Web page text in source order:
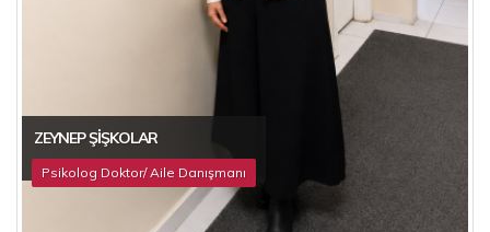
ZEYNEP ŞIŞKOLAR
Psikolog Doktor/ Aile Danışmanı